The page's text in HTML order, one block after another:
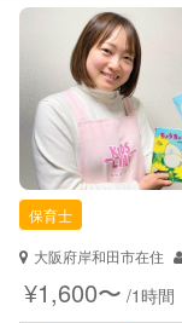
定期予約
お子様の撮影
（定期特典）
特徴 料金
サポートの特徴
資格
対応可能/特徴
病児対応
保育士
大阪府岸和田市在住
¥1,600〜 /1時間